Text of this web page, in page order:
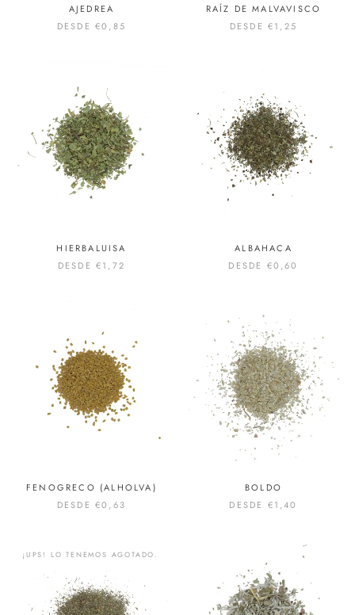
AJEDREA
DESDE€0,85
RAÍZ DE MALVAVISCO
DESDE€1,25
HIERBALUISA
DESDE€1,72
ALBAHACA
DESDE €0,60
FENOGRECO (ALHOLVA)
DESDE€0,63
BOLDO
DESDE €1,40
¡UPS! LO TENEMOS AGOTADO.